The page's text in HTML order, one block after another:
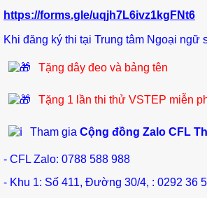
https://forms.gle/uqjh7L6ivz1kgFNt6
Khi đăng ký thi tại Trung tâm Ngoại ngữ
Tặng dây đeo và bảng tên
Tặng 1 lần thi thử VSTEP miễn
Tham gia Cộng đồng Zalo CFL
- CFL Zalo: 0788 588 988
- Khu 1: Số 411, Đường 30/4, : 0292 36